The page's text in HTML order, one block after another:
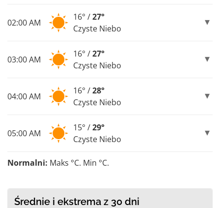
02:00 AM
16° /27°
Czyste Niebo
03:00 AM
16° /27°
Czyste Niebo
04:00 AM
16° /28°
Czyste Niebo
05:00 AM
15° /29°
Czyste Niebo
Normalni: Maks °C. Min °C.
Średnie i ekstrema z 30 dni